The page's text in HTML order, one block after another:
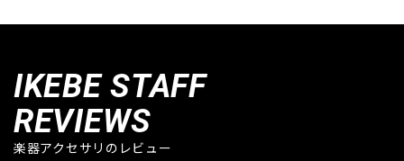
IKEBE STAFF
REVIEWS
楽器アクセサリのレビュー